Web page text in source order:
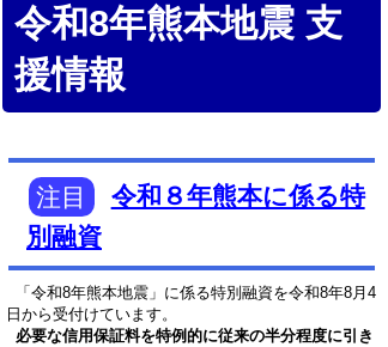
令和8年熊本地震 支
援情報
注目
令和８年熊本に係る特
別融資
「令和8年熊本地震」に係る特別融資を令和8年8月4
日から受付けています。
必要な信用保証料を特例的に従来の半分程度に引き